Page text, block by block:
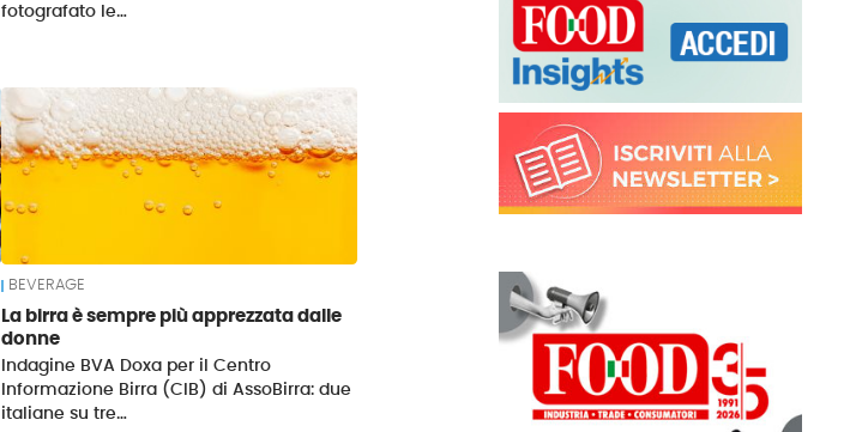
fotografato le…
BEVERAGE
La birra è sempre più apprezzata dalle
donne
Indagine BVA Doxa per il Centro
Informazione Birra (CIB) di AssoBirra: due
italiane su tre…